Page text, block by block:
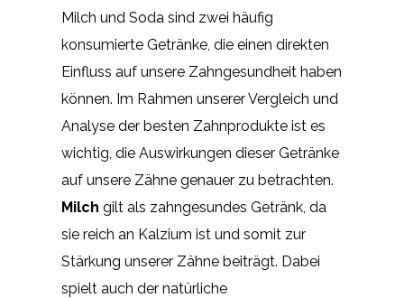
Milch und Soda sind zwei häufig
konsumierte Getränke, die einen direkten
Einfluss auf unsere Zahngesundheit haben
können. Im Rahmen unserer Vergleich und
Analyse der besten Zahnprodukte ist es
wichtig, die Auswirkungen dieser Getränke
auf unsere Zähne genauer zu betrachten.
Milch gilt als zahngesundes Getränk, da
sie reich an Kalzium ist und somit zur
Stärkung unserer Zähne beiträgt. Dabei
spielt auch der natürliche